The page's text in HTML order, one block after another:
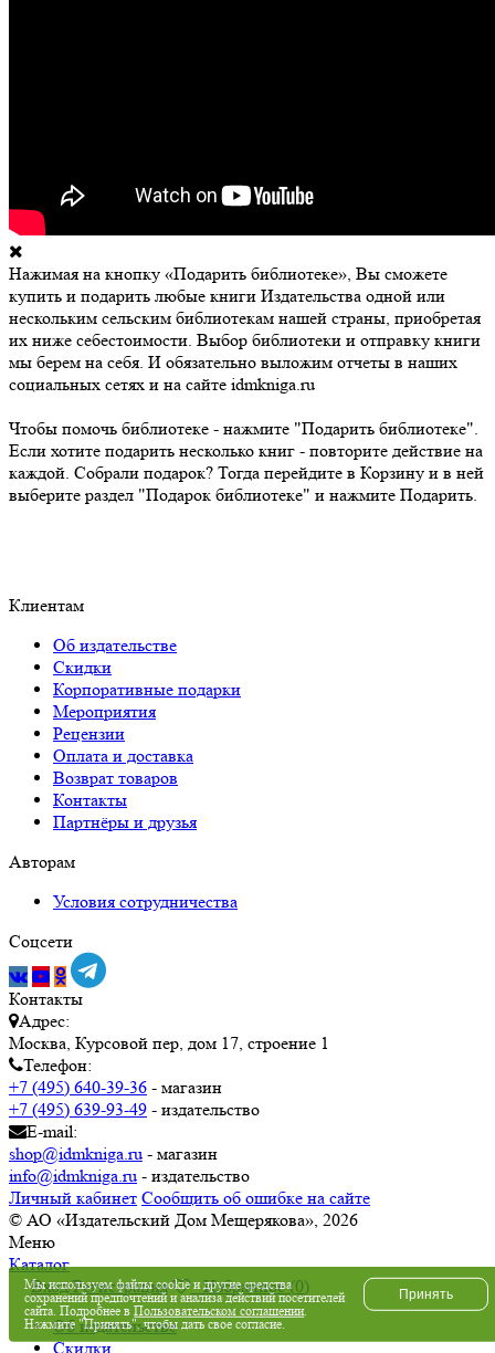
Нажимая на кнопку «Подарить библиотеке», Вы сможете
купить и подарить любые книги Издательства одной или
нескольким сельским библиотекам нашей страны, приобретая
их ниже себестоимости. Выбор библиотеки и отправку книги
мы берем на себя. И обязательно выложим отчеты в наших
социальных сетях и на сайте idmkniga.ru
Чтобы помочь библиотеке - нажмите "Подарить библиотеке".
Если хотите подарить несколько книг - повторите действие на
каждой. Собрали подарок? Тогда перейдите в Корзину и в ней
выберите раздел "Подарок библиотеке" и нажмите Подарить.
Клиентам
Об издательстве
Скидки
Корпоративные подарки
Мероприятия
Рецензии
Оплата и доставка
Возврат товаров
Контакты
Партнёры и друзья
Авторам
Условия сотрудничества
Соцсети
Контакты
Адрес:
Москва, Курсовой пер, дом 17, строение 1
Телефон:
+7 (495) 640-39-36 - магазин
+7 (495) 639-93-49 - издательство
E-mail:
shop@idmkniga.ru - магазин
info@idmkniga.ru - издательство
Личный кабинет Сообщить об ошибке на сайте
© АО «Издательский Дом Мещерякова», 2026
Меню
Каталог
Вход/Регистрация
Избранное (0)
Об издательстве
Скидки
Мы используем файлы cookie и другие средства
сохранений предпочтений и анализа действий посетителей
сайта. Подробнее вПользовательском соглашении.
Нажмите "Принять", чтобы дать свое согласие.
Принять